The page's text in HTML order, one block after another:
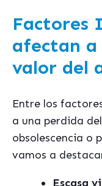
Factores
afectan a
valor del
Entre los
a una perdida
obsolescencia o
vamos a
Escasa